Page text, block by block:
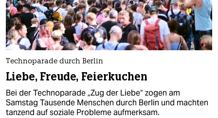
Technoparade durch Berlin
Liebe, Freude, Feierkuchen
Bei der Technoparade „Zug der Liebe“ zogen am
Samstag Tausende Menschen durch Berlin und machten
tanzend auf soziale Probleme aufmerksam.